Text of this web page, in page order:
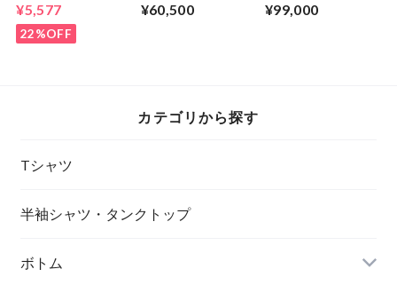
001
¥5,577
22%OFF
¥60,500 ¥99,000
カテゴリから探す
Tシャツ
半袖シャツ・タンクトップ
ボトム